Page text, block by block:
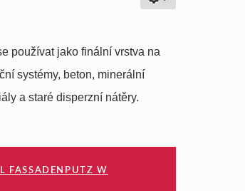
používat jako finální vrstva na
systémy, beton, minerální
a staré disperzní nátěry.
FASSADENPUTZ W